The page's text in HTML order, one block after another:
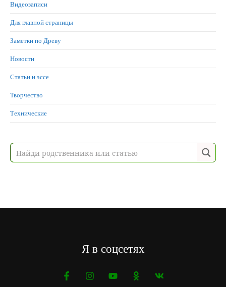
Видеозаписи
Для главной страницы
Заметки по Древу
Новости
Статьи и эссе
Творчество
Технические
Я в соцсетях